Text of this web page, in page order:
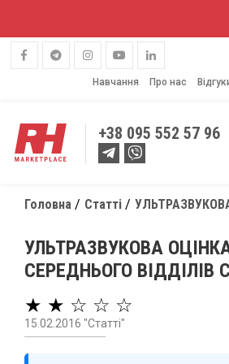
Навчання Про нас
+38 095 552 57 96
Головна Статті
УЛЬТРАЗВУКОВА
СЕРЕДНЬОГО ВІДДІЛІВ
★ ★ ☆ ☆ ☆
15.02.2016 "Статті"